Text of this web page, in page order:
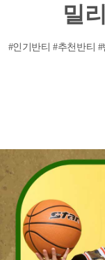
밀
#인기반티 #추천반티